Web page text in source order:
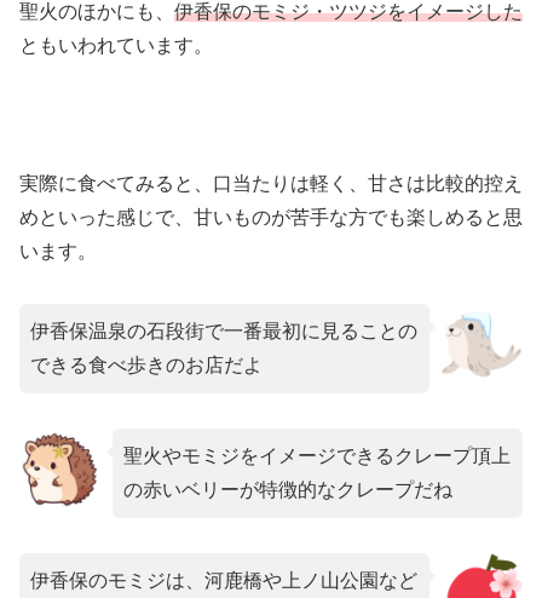
聖火のほかにも、 伊香保のモミジ・ツツジをイメージした
ともいわれています。
実際に食べてみると、口当たりは軽く、甘さは比較的控え
めといった感じで、甘いものが苦手な方でも楽しめると思
います。
伊香保温泉の石段街で一番最初に見ることの
できる食べ歩きのお店だよ
聖火やモミジをイメージできるクレープ頂上
の赤いベリーが特徴的なクレープだね
伊香保のモミジは、河鹿橋や上ノ山公園など